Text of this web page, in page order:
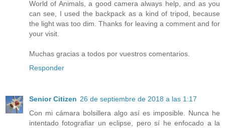
World of Animals, a good camera always help, and as you
can see, I used the backpack as a kind of tripod, because
the light was too dim. Thanks for leaving a comment and for
your visit.
Muchas gracias a todos por vuestros comentarios.
Responder
Senior Citizen 26 de septiembre de 2018 a las 1:17
Con mi cámara bolsillera algo así es imposible. Nunca he
intentado fotografiar un eclipse, pero sí he enfocado a la